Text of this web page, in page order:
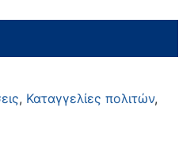
, Καταγγελίες πολιτών,